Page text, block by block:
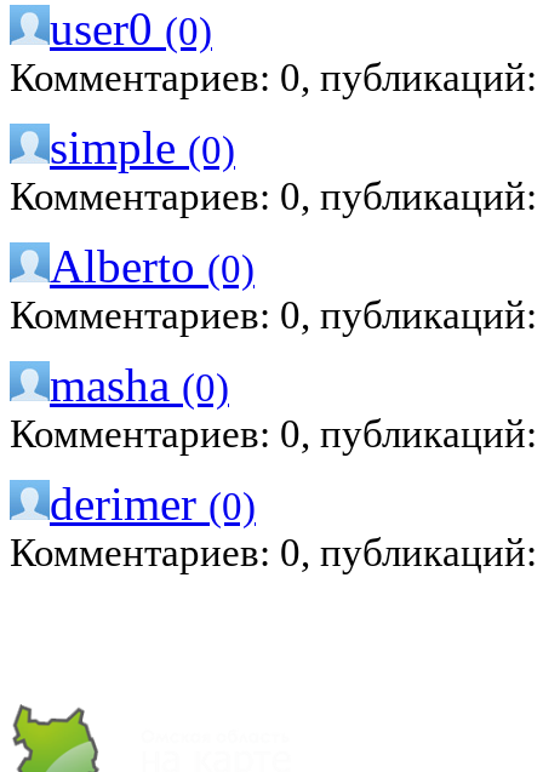
user0 (0)
Комментариев: 0,
simple (0)
Комментариев: 0,
Alberto (0)
Комментариев: 0,
masha (0)
Комментариев: 0,
derimer (0)
Комментариев: 0,